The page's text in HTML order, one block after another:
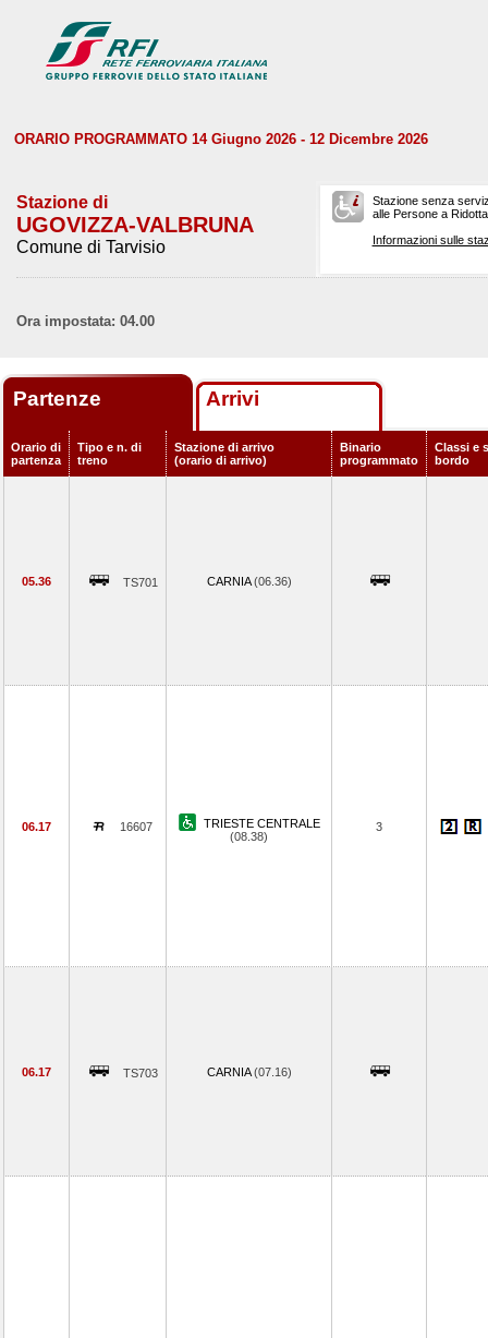
ORARIO PROGRAMMATO 14 Giugno 2026 - 12 Dicembre 2026
Stazione di
UGOVIZZA-VALBRUNA
Comune di Tarvisio
Stazione senza
alle Persone a
Informazioni sulle
Ora impostata: 04.00
Partenze Arrivi
Orario di
partenza
Tipo e n. di
treno
Stazione di arrivo
(orario di arrivo)
Binario
programmato
Classi e
bordo
05.36 TS701 CARNIA(06.36)
06.17 16607
TRIESTE CENTRALE
(08.38)
3
06.17 TS703 CARNIA(07.16)